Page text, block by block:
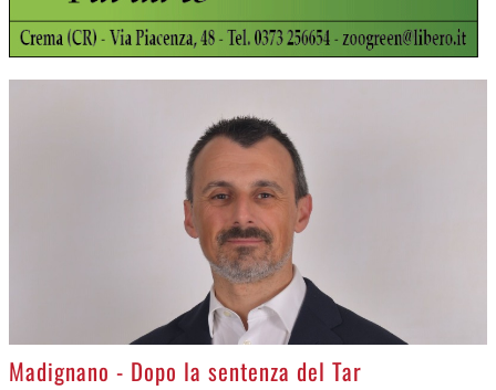
>Madignano - Dopo la sentenza del Tar